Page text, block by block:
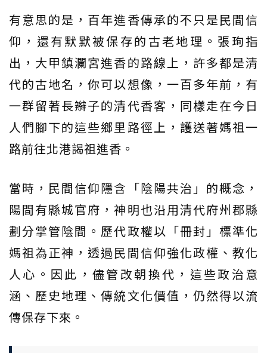
有意思的是，百年進香傳承的不只是民間信
仰，還有默默被保存的古老地理。張珣指
出，大甲鎮瀾宮進香的路線上，許多都是清
代的古地名，你可以想像，一百多年前，有
一群留著長辮子的清代香客，同樣走在今日
人們腳下的這些鄉里路徑上，護送著媽祖一
路前往北港謁祖進香。
當時，民間信仰隱含「陰陽共治」的概念，
陽間有縣城官府，神明也沿用清代府州郡縣
劃分掌管陰間。歷代政權以「冊封」標準化
媽祖為正神，透過民間信仰強化政權、教化
人心。因此，儘管改朝換代，這些政治意
涵、歷史地理、傳統文化價值，仍然得以流
傳保存下來。